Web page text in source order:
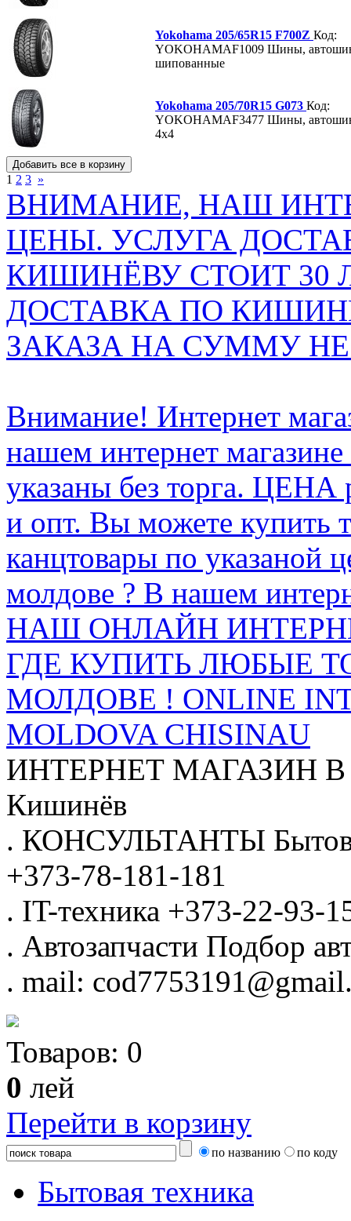
Yokohama 205/65R15 F700Z Код:
YOKOHAMAF1009 Шины,
шипованные
Yokohama 205/70R15 G073 Код:
YOKOHAMAF3477 Шины,
4х4
1 2 3 »
ВНИМАНИЕ, НАШ
ЦЕНЫ. УСЛУГА
КИШИНЁВУ СТОИТ 30
ДОСТАВКА ПО
ЗАКАЗА НА СУММУ НЕ
Внимание! Интернет
нашем интернет
указаны без торга.
и опт. Вы можете купить
канцтовары по указаной
молдове ? В нашем
НАШ ОНЛАЙН
ГДЕ КУПИТЬ ЛЮБЫЕ
МОЛДОВЕ ! ONLINE
MOLDOVA CHISINAU
ИНТЕРНЕТ МАГАЗИН
Кишинёв
. КОНСУЛЬТАНТЫ
+373-78-181-181
. IT-техника +373-22-93-
. Автозапчасти Подбор
. mail:
Товаров: 0
0 лей
Перейти в корзину
по названию по коду
Бытовая техника